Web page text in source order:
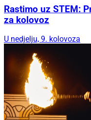
Rastimo uz STEM:
za kolovoz
U nedjelju, 9. kolovoza